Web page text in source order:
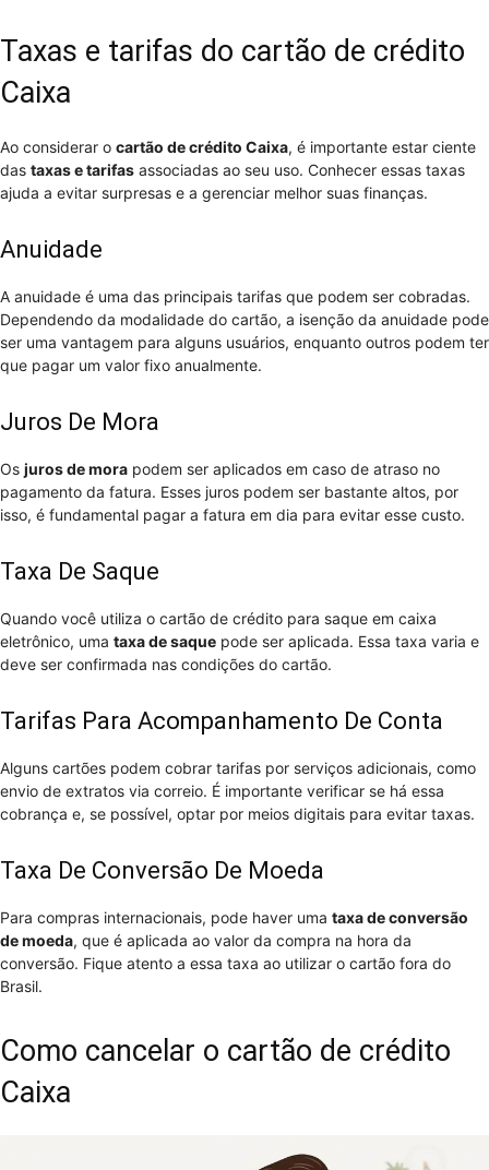
Taxas e tarifas do cartão de crédito
Caixa
Ao considerar o cartão de crédito Caixa, é importante estar ciente
das taxas e tarifas associadas ao seu uso. Conhecer essas taxas
ajuda a evitar surpresas e a gerenciar melhor suas finanças.
Anuidade
A anuidade é uma das principais tarifas que podem ser cobradas.
Dependendo da modalidade do cartão, a isenção da anuidade pode
ser uma vantagem para alguns usuários, enquanto outros podem ter
que pagar um valor fixo anualmente.
Juros De Mora
Os juros de mora podem ser aplicados em caso de atraso no
pagamento da fatura. Esses juros podem ser bastante altos, por
isso, é fundamental pagar a fatura em dia para evitar esse custo.
Taxa De Saque
Quando você utiliza o cartão de crédito para saque em caixa
eletrônico, uma taxa de saque pode ser aplicada. Essa taxa varia e
deve ser confirmada nas condições do cartão.
Tarifas Para Acompanhamento De Conta
Alguns cartões podem cobrar tarifas por serviços adicionais, como
envio de extratos via correio. É importante verificar se há essa
cobrança e, se possível, optar por meios digitais para evitar taxas.
Taxa De Conversão De Moeda
Para compras internacionais, pode haver uma taxa de conversão
de moeda, que é aplicada ao valor da compra na hora da
conversão. Fique atento a essa taxa ao utilizar o cartão fora do
Brasil.
Como cancelar o cartão de crédito
Caixa